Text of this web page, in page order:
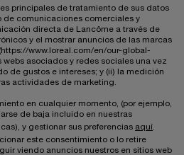
principales de tratamiento de sus datos
de comunicaciones comerciales y
directa de Lancôme a través de
y el mostrar anuncios de las marcas
www.loreal.com/en/our-global-
webs asociados y redes sociales una vez
de gustos e intereses; y (ii) la medición
actividades de marketing.
en cualquier momento, (por ejemplo,
de baja incluido en nuestras
y gestionar sus preferencias aquí
este consentimiento o lo retire
viendo anuncios nuestros en sitios web